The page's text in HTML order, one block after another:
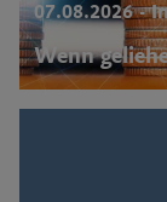
07.08.2026 -
Wenn